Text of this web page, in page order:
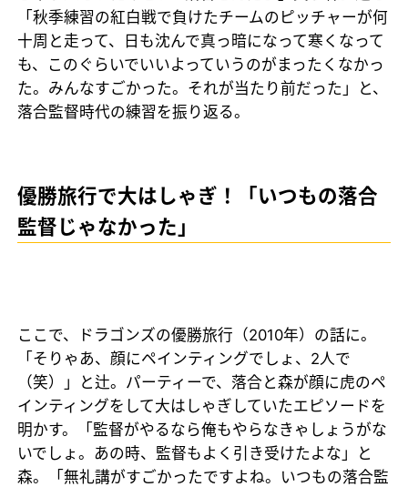
「秋季練習の紅白戦で負けたチームのピッチャーが何
十周と走って、日も沈んで真っ暗になって寒くなって
も、このぐらいでいいよっていうのがまったくなかっ
た。みんなすごかった。それが当たり前だった」と、
落合監督時代の練習を振り返る。
優勝旅行で大はしゃぎ！「いつもの落合
監督じゃなかった」
ここで、ドラゴンズの優勝旅行（2010年）の話に。
「そりゃあ、顔にペインティングでしょ、2人で
（笑）」と辻。パーティーで、落合と森が顔に虎のペ
インティングをして大はしゃぎしていたエピソードを
明かす。「監督がやるなら俺もやらなきゃしょうがな
いでしょ。あの時、監督もよく引き受けたよな」と
森。「無礼講がすごかったですよね。いつもの落合監